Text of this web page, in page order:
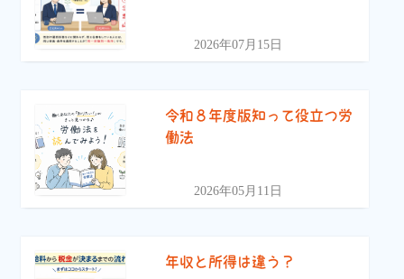
2026年07月15日
令和８年度版知って役立つ労
働法
2026年05月11日
年収と所得は違う？